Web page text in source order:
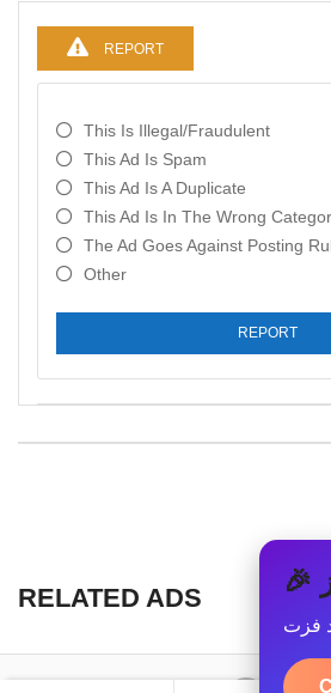
REPORT
This Is Illegal/fraudulent
This Ad Is Spam
This Ad Is A Duplicate
This Ad Is In The Wrong
The Ad Goes Against Posting
Other
REPORT
RELATED ADS